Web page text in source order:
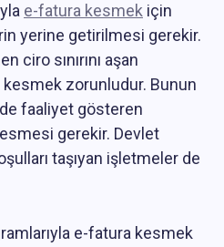
e-fatura kesmek için
yerine getirilmesi gerekir.
ciro sınırını aşan
zorunludur. Bunun
faaliyet gösteren
gerekir. Devlet
taşıyan işletmeler de
e-fatura kesmek